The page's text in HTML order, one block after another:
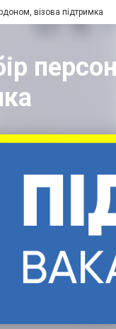
візова підтримка